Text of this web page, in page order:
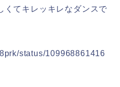
くてキレッキレなダンスで
status/109968861416